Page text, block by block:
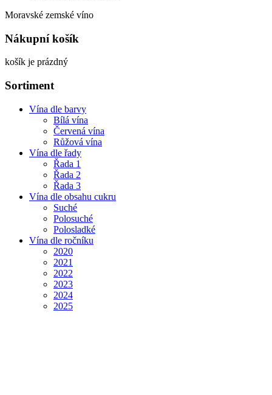
Moravské zemské víno
Nákupní košík
košík je prázdný
Sortiment
Vína dle barvy
Bílá vína
Červená vína
Růžová vína
Vína dle řady
Řada 1
Řada 2
Řada 3
Vína dle obsahu cukru
Suché
Polosuché
Polosladké
Vína dle ročníku
2020
2021
2022
2023
2024
2025